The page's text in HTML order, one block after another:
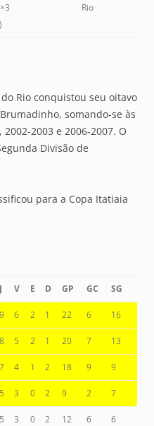
Rio
Rio conquistou seu oitavo
somando-se às
2003 e 2006-2007. O
Divisão de
para a Copa Itatiaia
J V E D GP GC SG
9 6 2 1 22 6 16
8 5 2 1 20 7 13
7 4 1 2 18 9 9
5 3 0 2 9 2 7
5 3 0 2 12 6 6